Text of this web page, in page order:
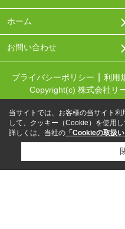
ホーム
お問い合わせ
プライバシーポリシー 利用
Copyright(c) 株式会社リ
当サイトでは、お客様の当サイト
して、クッキー（Cookie）を使用し
詳しくは、当社の 「Cookieの取扱